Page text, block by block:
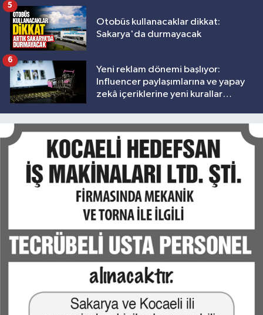
Otobüs kullanacaklar dikkat:
Sakarya'da durmayacak
5
Yeni reklam dönemi başlıyor:
Influencer paylaşımlarına ve yapay
zekâ içeriklerine yeni kurallar
6